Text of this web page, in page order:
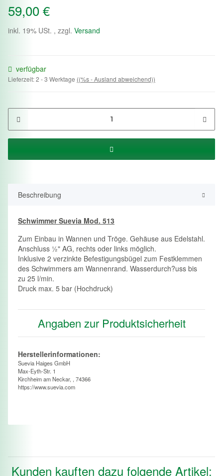
59,00 €
inkl. 19% USt. , zzgl. Versand
verfügbar
Lieferzeit:2 - 3 Werktage ((%s - Ausland abweichend))
Beschreibung
Schwimmer Suevia Mod. 513
Zum Einbau in Wannen und Tröge. Gehäuse aus Edelstahl.
Anschluss ½" AG, rechts oder links möglich.
Inklusive 2 verzinkte Befestigungsbügel zum Festklemmen
des Schwimmers am Wannenrand. Wasserdurch?uss bis
zu 25 l/min.
Druck max. 5 bar (Hochdruck)
Angaben zur Produktsicherheit
Herstellerinformationen:
Suevia Haiges GmbH
Max-Eyth-Str. 1
Kirchheim am Neckar, , 74366
https://www.suevia.com
Kunden kauften dazu folgende Artikel: